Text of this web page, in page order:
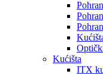
Kućišta
ITX